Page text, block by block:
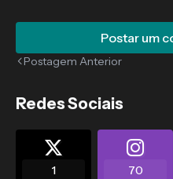
Postar um
Postagem Anterior
Redes Sociais
1 70